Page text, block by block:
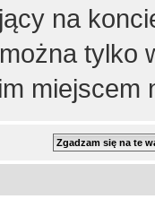
na
tylko
miejscem